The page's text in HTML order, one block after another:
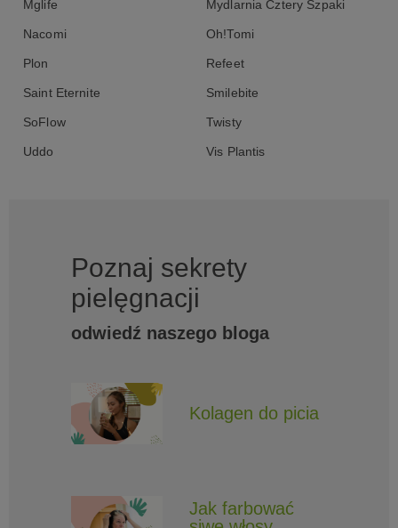
Mglife Mydlarnia Cztery Szpaki
Nacomi Oh!Tomi
Plon Refeet
Saint Eternite Smilebite
SoFlow Twisty
Uddo Vis Plantis
Poznaj sekrety
pielęgnacji
odwiedź naszego bloga
Kolagen do picia
Jak farbować